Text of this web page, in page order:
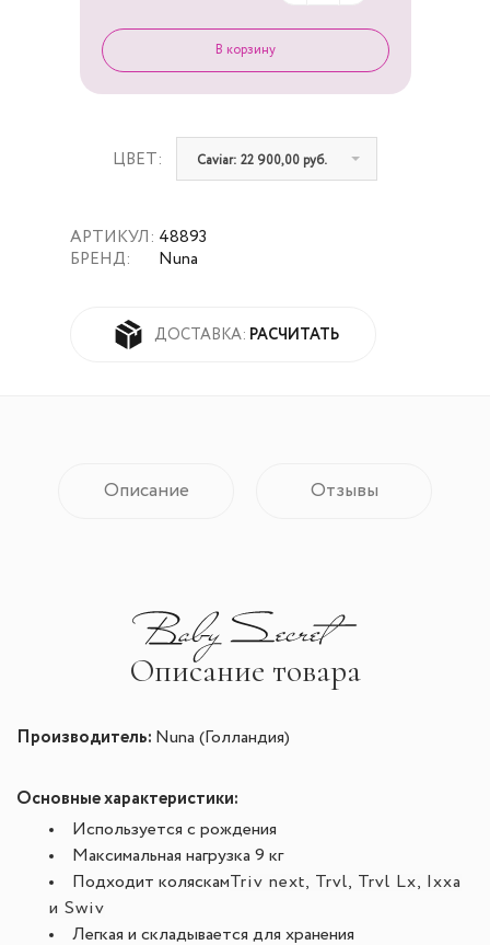
АРТИКУЛ:
БРЕНД:
48893
Nuna
ДОСТАВКА: РАСЧИТАТЬ
ЦВЕТ: Сaviar: 22 900,00 руб.
Описание Отзывы
Описание товара
Производитель: Nuna (Голландия)
Основные характеристики:
Используется с рождения
Максимальная нагрузка 9 кг
Подходит коляскамTriv next, Trvl, Trvl Lx, Ixxa
и Swiv
Легкая и складывается для хранения